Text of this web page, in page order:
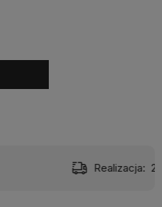
24 godziny